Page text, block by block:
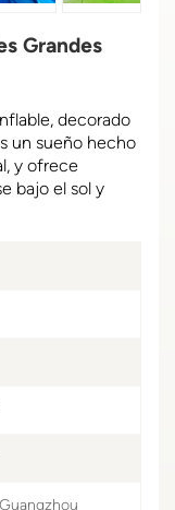
Grandes
decorado
un sueño hecho
y ofrece
bajo el sol y